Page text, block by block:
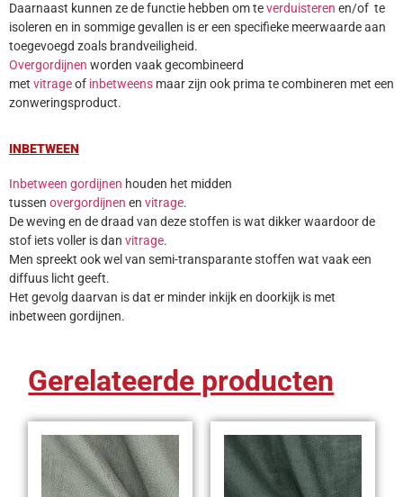
Daarnaast kunnen ze de functie hebben om teverduisteren en/of te
isoleren en in sommige gevallen is er een specifieke meerwaarde aan
toegevoegd zoals brandveiligheid.
Overgordijnen worden vaak gecombineerd
met vitrageof inbetweens maar zijn ook prima te combineren met een
zonweringsproduct.
INBETWEEN
Inbetween gordijnen houden het midden
tussen overgordijnen en vitrage.
De weving en de draad van deze stoffen is wat dikker waardoor de
stof iets voller is dan vitrage.
Men spreekt ook wel van semi-transparante stoffen wat vaak een
diffuus licht geeft.
Het gevolg daarvan is dat er minder inkijk en doorkijk is met
inbetween gordijnen.
Gerelateerde producten